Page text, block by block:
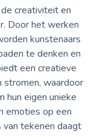
creativiteit en
Door het werken
kunstenaars
te denken en
een creatieve
stromen, waardoor
hun eigen unieke
emoties op een
tekenen daagt